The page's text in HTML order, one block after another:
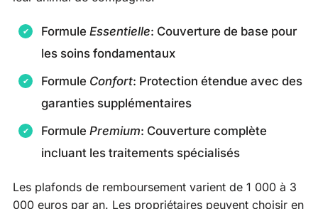
Formule Essentielle: Couverture de base pour
les soins fondamentaux
Formule Confort: Protection étendue avec des
garanties supplémentaires
Formule Premium: Couverture complète
incluant les traitements spécialisés
Les plafonds de remboursement varient de 1 000 à 3
000 euros par an. Les propriétaires peuvent choisir en